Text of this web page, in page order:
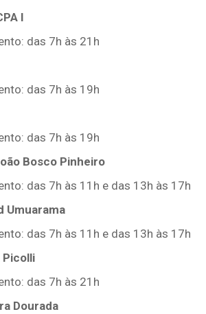
I
das 7h às 21h
das 7h às 19h
das 7h às 19h
Bosco Pinheiro
das 7h às 11h e das 13h às 17h
Umuarama
das 7h às 11h e das 13h às 17h
Picolli
das 7h às 21h
Dourada